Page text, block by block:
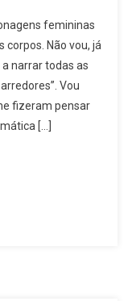
femininas
corpos. Não vou, já
narrar todas as
Vou
fizeram pensar
[…]